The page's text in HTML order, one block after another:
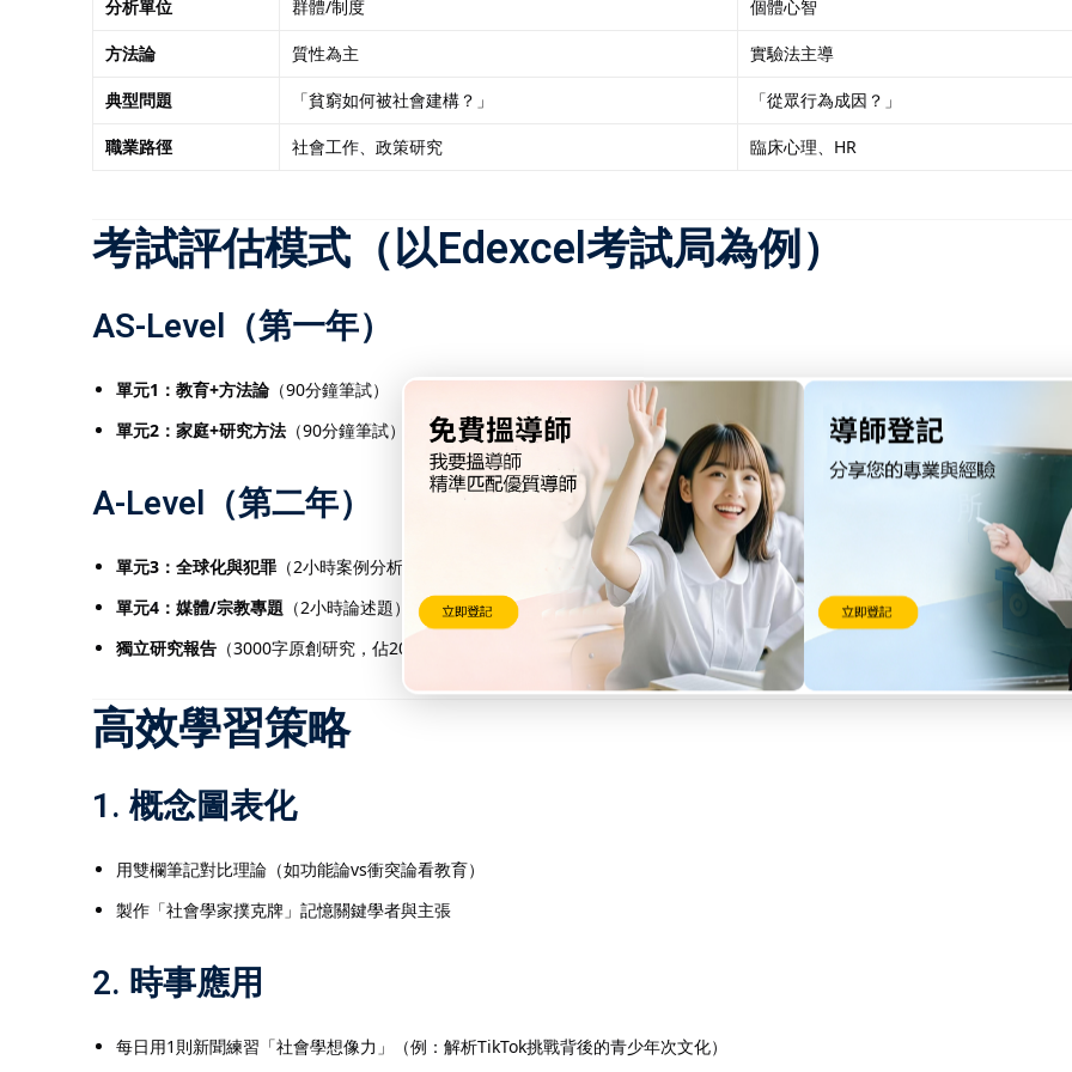
分析單位
群體/制度 個體心智
方法論 質性為主 實驗法主導
典型問題 「貧窮如何被社會建構？」 「從眾行為成因？」
職業路徑 社會工作、政策研究 臨床心理、HR
考試評估模式（以Edexcel考試局為例）
AS-Level（第一年）
單元1：教育+方法論 （90分鐘筆試）
單元2：家庭+研究方法 （90分鐘筆試）
A-Level（第二年）
單元3：全球化與犯罪 （2小時案例分析）
單元4：媒體/宗教專題 （2小時論述題）
獨立研究報告 （3000字原創研究，佔20%）
高效學習策略
1. 概念圖表化
用雙欄筆記對比理論（如功能論vs衝突論看教育）
製作「社會學家撲克牌」記憶關鍵學者與主張
2. 時事應用
每日用1則新聞練習「社會學想像力」（例：解析TikTok挑戰背後的青少年次文化）